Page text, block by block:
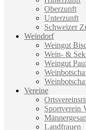
Oberzunft
Unterzunft
Schweizer
Weindorf
Weingut
Wein- &
Weingut
Vereine
Sportverein
Landfrauen